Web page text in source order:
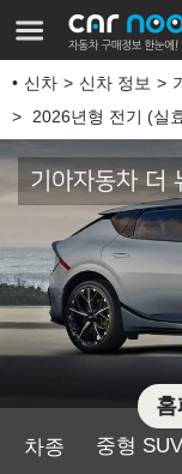
신차 신차 정보
2026년형 전기 (실
기아자동차 더
차종
중형 SUV
홈